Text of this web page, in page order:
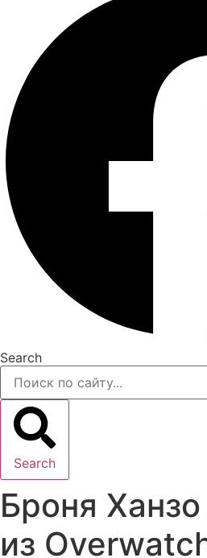
Search
Search
Броня
из